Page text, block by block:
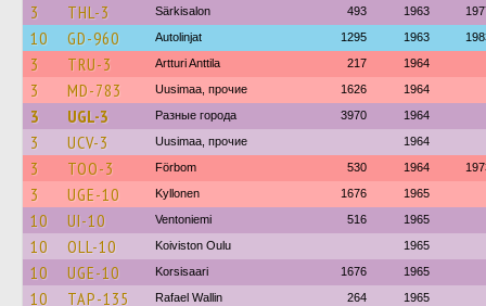
3 THL-3 Särkisalon 493 1963
10 GD-960 Autolinjat 1295 1963
3 TRU-3 Artturi Anttila 217 1964
3 MD-783 Uusimaa, прочие 1626 1964
3 UGL-3 Разные города 3970 1964
3 UCV-3 Uusimaa, прочие 1964
3 TOO-3 Förbom 530 1964
3 UGE-10 Kyllonen 1676 1965
10 UI-10 Ventoniemi 516 1965
10 OLL-10 Koiviston Oulu 1965
10 UGE-10 Korsisaari 1676 1965
10 TAP-135 Rafael Wallin 264 1965